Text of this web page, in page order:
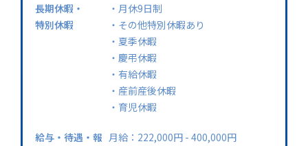
長期休暇・
特別休暇
・月休9日制
・その他特別休暇あり
・夏季休暇
・慶弔休暇
・有給休暇
・産前産後休暇
・育児休暇
給与・待遇・報 月給：222,000円 - 400,000円